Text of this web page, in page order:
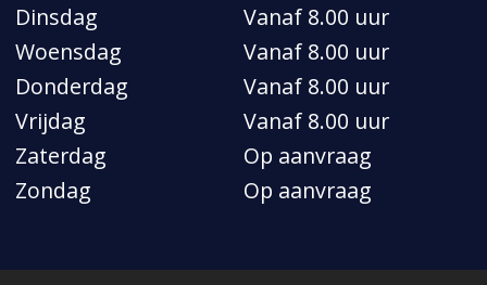
Dinsdag
Vanaf 8.00 uur
Woensdag
Vanaf 8.00 uur
Donderdag
Vanaf 8.00 uur
Vrijdag
Vanaf 8.00 uur
Zaterdag
Op aanvraag
Zondag
Op aanvraag